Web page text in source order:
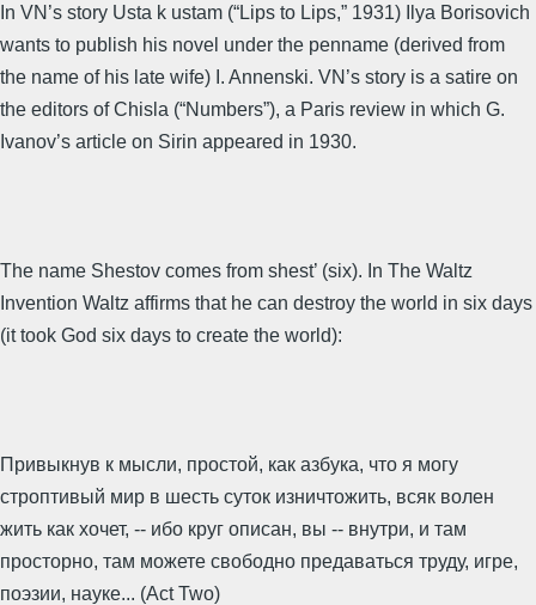
In VN’s story Usta k ustam (“Lips to Lips,” 1931) Ilya Borisovich
wants to publish his novel under the penname (derived from
the name of his late wife) I. Annenski. VN’s story is a satire on
the editors of Chisla (“Numbers”), a Paris review in which G.
Ivanov’s article on Sirin appeared in 1930.
The name Shestov comes from shest’ (six). In The Waltz
Invention Waltz affirms that he can destroy the world in six days
(it took God six days to create the world):
Привыкнув к мысли, простой, как азбука, что я могу
строптивый мир в шесть суток изничтожить, всяк волен
жить как хочет, -- ибо круг описан, вы -- внутри, и там
просторно, там можете свободно предаваться труду, игре,
поэзии, науке... (Act Two)